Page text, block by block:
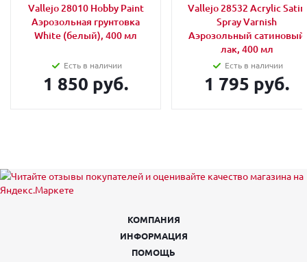
Vallejo 28010 Hobby Paint
Аэрозольная грунтовка
White (белый), 400 мл
Есть в наличии
1 850 руб.
Vallejo 28532 Acrylic Satin
Spray Varnish
Аэрозольный сатиновый
лак, 400 мл
Есть в наличии
1 795 руб.
КОМПАНИЯ
ИНФОРМАЦИЯ
ПОМОЩЬ